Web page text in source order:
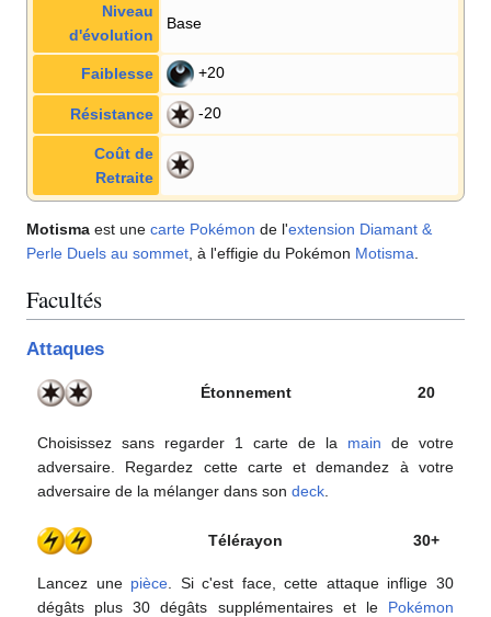
Niveau
d'évolution
Base
Faiblesse +20
Résistance -20
Coût de
Retraite
Motisma est une carte Pokémon de l'extension Diamant &
Perle Duels au sommet , à l'effigie du Pokémon Motisma
Facultés
Attaques
Étonnement 20
Choisissez sans regarder 1 carte de la main de votre
adversaire. Regardez cette carte et demandez à votre
adversaire de la mélanger dans son deck
Télérayon 30+
Lancez une pièce . Si c'est face, cette attaque inflige 30
dégâts plus 30 dégâts supplémentaires et le Pokémon